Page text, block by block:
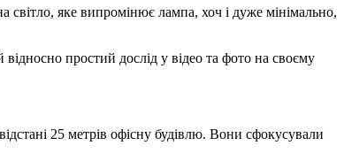
яке випромінює лампа, хоч і дуже мінімально,
простий дослід у відео та фото на своєму
25 метрів офісну будівлю. Вони сфокусували